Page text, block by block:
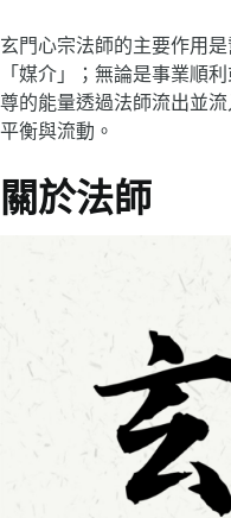
玄門心宗法師的主要作用
「媒介」；無論是事業順
尊的能量透過法師流出並
平衡與流動。
關於法師